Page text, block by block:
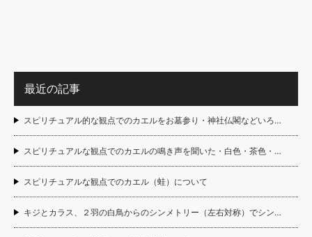
最近の記事
スピリチュアル的な観点でのカエルをお墓参り・神社仏閣などいろ…
スピリチュアルな観点でのカエルの鳴き声を聞いた・白色・茶色・…
スピリチュアルな観点でのカエル（蛙）について
キジとカラス、２羽の白鳥からのシンメトリー（左右対称）でシン…